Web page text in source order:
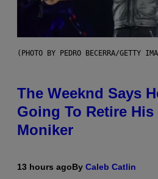
(PHOTO BY PEDRO BECERRA/GETTY
The Weeknd Says
Going To Retire
Moniker
13 hours agoBy Caleb Catlin